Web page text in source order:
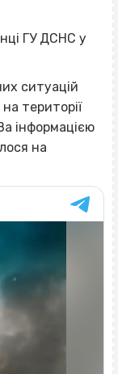
ГУ ДСНС у
ситуацій
території
інформацією
на